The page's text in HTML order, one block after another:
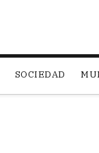
SOCIEDAD